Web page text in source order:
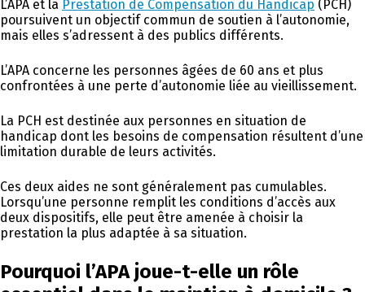
L’APA et la Prestation de Compensation du Handicap (PCH)
poursuivent un objectif commun de soutien à l’autonomie,
mais elles s’adressent à des publics différents.
L’APA concerne les personnes âgées de 60 ans et plus
confrontées à une perte d’autonomie liée au vieillissement.
La PCH est destinée aux personnes en situation de
handicap dont les besoins de compensation résultent d’une
limitation durable de leurs activités.
Ces deux aides ne sont généralement pas cumulables.
Lorsqu’une personne remplit les conditions d’accès aux
deux dispositifs, elle peut être amenée à choisir la
prestation la plus adaptée à sa situation.
Pourquoi l’APA joue-t-elle un rôle